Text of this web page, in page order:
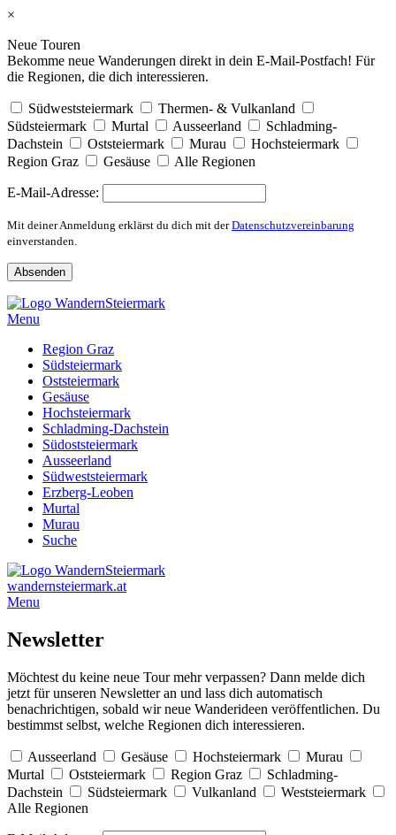
×
Neue Touren
Bekomme neue Wanderungen direkt in dein E-Mail-Postfach! Für
die Regionen, die dich interessieren.
Südweststeiermark
Thermen- & Vulkanland
Südsteiermark
Murtal Ausseerland
Schladming-
Dachstein
Oststeiermark Murau
Hochsteiermark
Region Graz
Gesäuse Alle Regionen
E-Mail-Adresse:
Mit deiner Anmeldung erklärst du dich mit derDatenschutzvereinbarung
einverstanden.
Skip
to
Menu
Region Graz
Südsteiermark
Oststeiermark
Gesäuse
Hochsteiermark
Schladming-Dachstein
Südoststeiermark
Ausseerland
Südweststeiermark
Erzberg-Leoben
Murtal
Murau
Suche
wandernsteiermark.at
Menu
Newsletter
Möchtest du keine neue Tour mehr verpassen? Dann melde dich
jetzt für unseren Newsletter an und lass dich automatisch
benachrichtigen, sobald wir neue Wanderideen veröffentlichen. Du
bestimmst selbst, welche Regionen dich interessieren.
Ausseerland Gesäuse Hochsteiermark
Murau
Murtal
Oststeiermark Region Graz
Schladming-
Dachstein
Südsteiermark Vulkanland
Weststeiermark
Alle Regionen